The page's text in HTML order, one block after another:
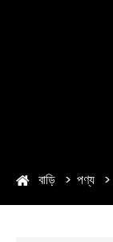
বাড়ি পণ্য